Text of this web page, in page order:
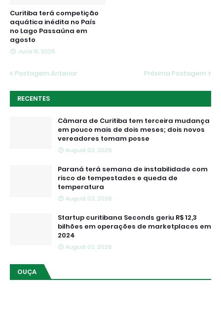
Curitiba terá competição
aquática inédita no País
no Lago Passaúna em
agosto
June 15, 2026
Postagem Anterior Próxima Postagem
RECENTES
Câmara de Curitiba tem terceira mudança
em pouco mais de dois meses; dois novos
vereadores tomam posse
August 03, 2026
Paraná terá semana de instabilidade com
risco de tempestades e queda de
temperatura
August 03, 2026
Startup curitibana Seconds geriu R$ 12,3
bilhões em operações de marketplaces em
2024
August 02, 2026
OUÇA